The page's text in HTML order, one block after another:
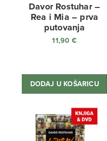
Davor Rostuhar –
Rea i Mia – prva
putovanja
11,90 €
DODAJ U KOŠARICU